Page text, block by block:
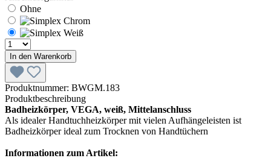
Ohne
In den Warenkorb
Produktnummer: BWGM.183
Produktbeschreibung
Badheizkörper, VEGA, weiß, Mittelanschluss
Als idealer Handtuchheizkörper mit vielen Aufhängeleisten ist
Badheizkörper ideal zum Trocknen von Handtüchern
Informationen zum Artikel: